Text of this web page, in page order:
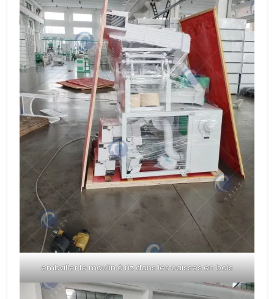
emballer le moulin à riz dans les caisses en bois